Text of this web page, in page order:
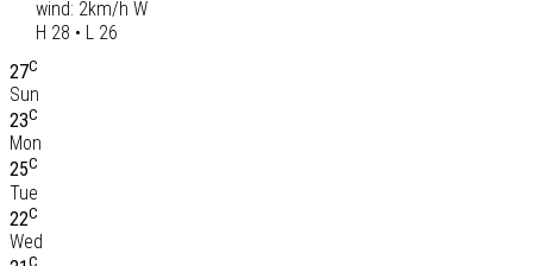
wind: 2km/h W
H 28 • L 26
27C
Sun
23C
Mon
25C
Tue
22C
Wed
C